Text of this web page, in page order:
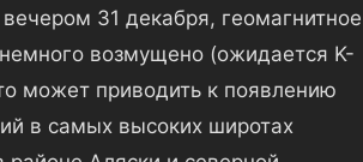
31 декабря, геомагнитное
возмущено (ожидается K-
может приводить к появлению
в самых высоких широтах